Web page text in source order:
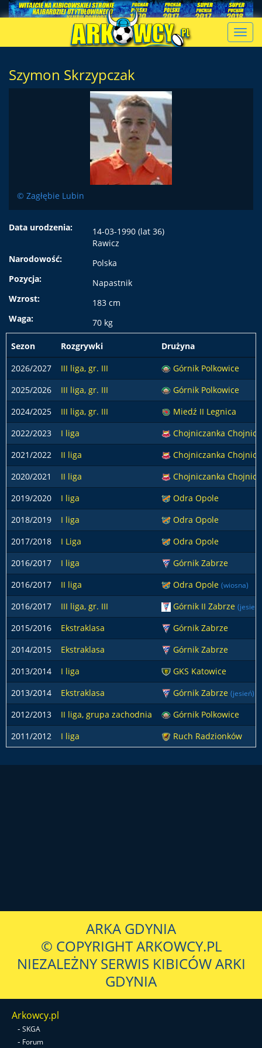
Szymon Skrzypczak
© Zagłębie Lubin
Data urodzenia:
14-03-1990 (lat 36)
Rawicz
Narodowość:
Polska
Pozycja:
Napastnik
Wzrost:
183 cm
Waga:
70 kg
Sezon Rozgrywki
Drużyna
2026/2027
III liga, gr. III
Górnik Polkowice
2025/2026
III liga, gr. III
Górnik Polkowice
2024/2025
III liga, gr. III
Miedź II Legnica
2022/2023
I liga
Chojniczanka Chojnice
2021/2022
II liga
Chojniczanka Chojnice
2020/2021
II liga
Chojniczanka Chojnice
2019/2020
I liga
Odra Opole
2018/2019
I liga
Odra Opole
2017/2018
I Liga
Odra Opole
2016/2017
I liga
Górnik Zabrze
2016/2017
II liga Odra Opole (wiosna)
2016/2017 III liga, gr. III Górnik II Zabrze (jesień)
2015/2016 Ekstraklasa
Górnik Zabrze
2014/2015
Ekstraklasa
Górnik Zabrze
2013/2014
I liga
GKS Katowice
2013/2014
Ekstraklasa Górnik Zabrze (jesień)
2012/2013 II liga, grupa zachodnia
Górnik Polkowice
2011/2012
I liga Ruch Radzionków
ARKA GDYNIA
© COPYRIGHT ARKOWCY.PL
NIEZALEŻNY SERWIS KIBICÓW ARKI
GDYNIA
Arkowcy.pl
- SKGA
- Forum